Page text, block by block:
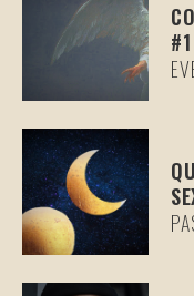
#1